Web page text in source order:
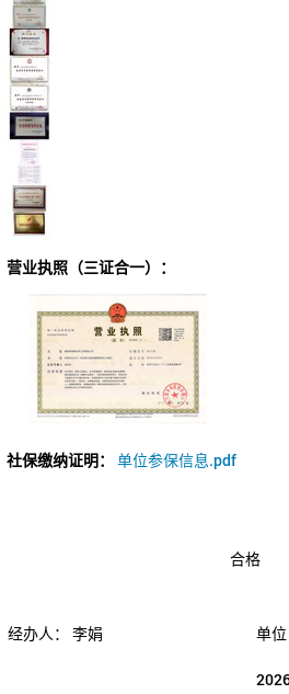
营业执照（三证合一）：
社保缴纳证明： 单位参保信息.pdf
合格
经办人： 李娟 单位